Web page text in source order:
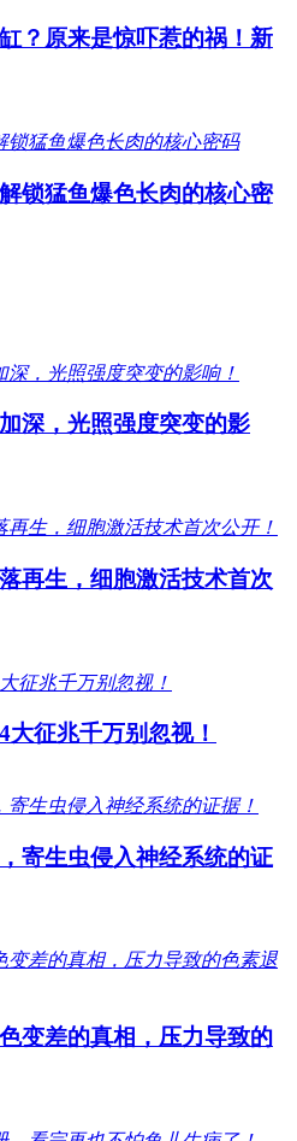
？原来是惊吓惹的祸！新
锁猛鱼爆色长肉的核心密
深，光照强度突变的影
再生，细胞激活技术首次
征兆千万别忽视！
寄生虫侵入神经系统的证
变差的真相，压力导致的